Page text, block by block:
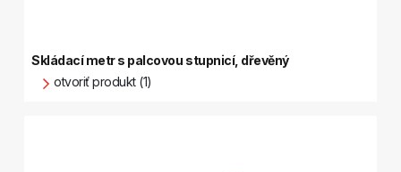
Skládací metr s palcovou stupnicí, dřevěný
otvoriť produkt (1)